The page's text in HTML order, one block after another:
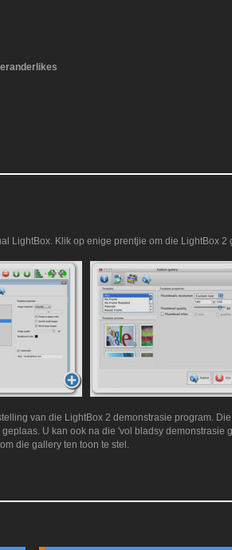
LightBox. Klik op enige prentjie om die LightBox 2
van die LightBox 2 demonstrasie program.
U kan ook na die 'vol bladsy demonstrasie
die gallery ten toon te stel.